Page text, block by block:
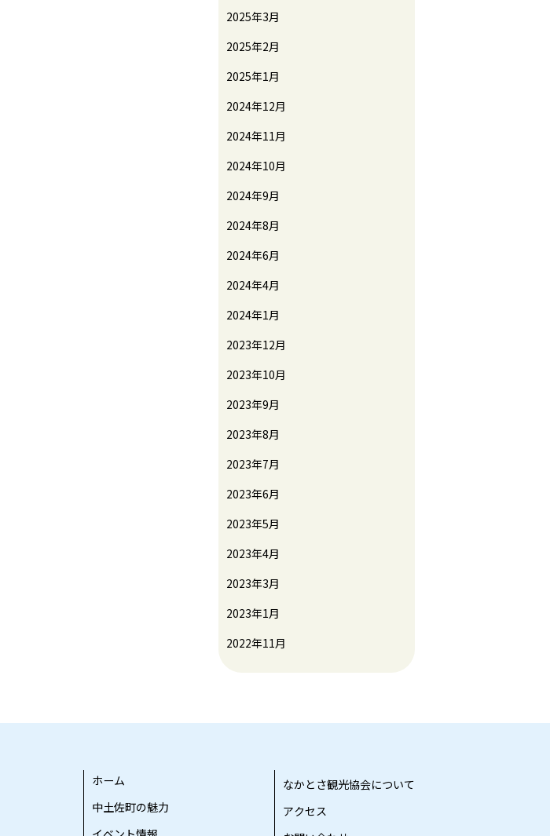
2025年3月
2025年2月
2025年1月
2024年12月
2024年11月
2024年10月
2024年9月
2024年8月
2024年6月
2024年4月
2024年1月
2023年12月
2023年10月
2023年9月
2023年8月
2023年7月
2023年6月
2023年5月
2023年4月
2023年3月
2023年1月
2022年11月
ホーム
中土佐町の魅力
なかとさ観光協会について
アクセス